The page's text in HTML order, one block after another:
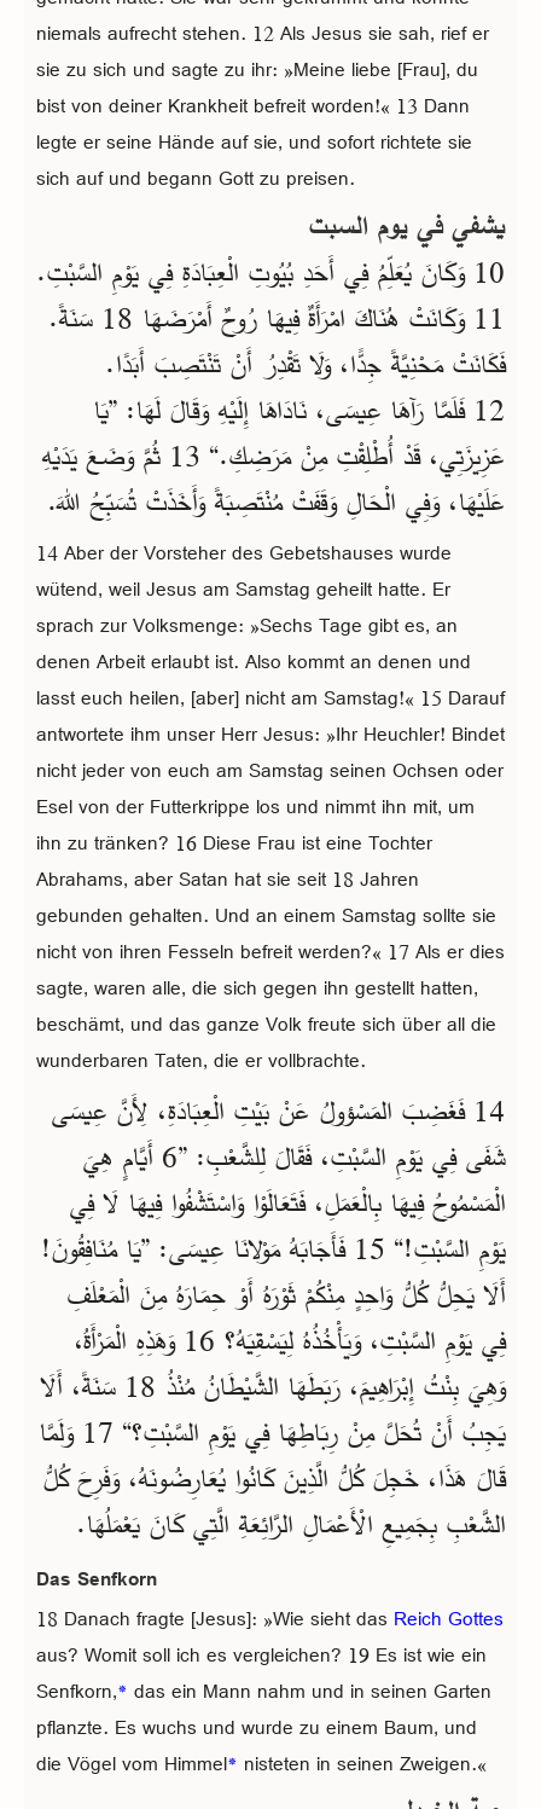
niemals aufrecht stehen. 12 Als Jesus sie sah, rief er
sie zu sich und sagte zu ihr: »Meine liebe [Frau], du
bist von deiner Krankheit befreit worden!« 13 Dann
legte er seine Hände auf sie, und sofort richtete sie
sich auf und begann Gott zu preisen.
يشفي في يوم السبت
10 وَكَانَ يُعَلِّمُ فِي أَحَدِ بُيُوتِ الْعِبَادَةِ فِي يَوْمِ السَّبْتِ.
11 وَكَانَتْ هُنَاكَ امْرَأَةٌ فِيهَا رُوحٌ أَمْرَضَهَا 18 سَنَةً.
فَكَانَتْ مَحْنِيَّةً جِدًّا، وَلَا تَقْدِرُ أَنْ تَنْتَصِبَ أَبَدًا.
12 فَلَمَّا رَآهَا عِيسَى، نَادَاهَا إِلَيْهِ وَقَالَ لَهَا: ”يَا
عَزِيزَتِي، قَدْ أُطْلِقْتِ مِنْ مَرَضِكِ.“ 13 ثُمَّ وَضَعَ يَدَيْهِ
عَلَيْهَا، وَفِي الْحَالِ وَقَفَتْ مُنْتَصِبَةً وَأَخَذَتْ تُسَبِّحُ اللهَ.
14 Aber der Vorsteher des Gebetshauses wurde
wütend, weil Jesus am Samstag geheilt hatte. Er
sprach zur Volksmenge: »Sechs Tage gibt es, an
denen Arbeit erlaubt ist. Also kommt an denen und
lasst euch heilen, [aber] nicht am Samstag!« 15 Darauf
antwortete ihm unser Herr Jesus: »Ihr Heuchler! Bindet
nicht jeder von euch am Samstag seinen Ochsen oder
Esel von der Futterkrippe los und nimmt ihn mit, um
ihn zu tränken? 16 Diese Frau ist eine Tochter
Abrahams, aber Satan hat sie seit 18 Jahren
gebunden gehalten. Und an einem Samstag sollte sie
nicht von ihren Fesseln befreit werden?« 17 Als er dies
sagte, waren alle, die sich gegen ihn gestellt hatten,
beschämt, und das ganze Volk freute sich über all die
wunderbaren Taten, die er vollbrachte.
14 فَغَضِبَ المَسْؤولُ عَنْ بَيْتِ الْعِبَادَةِ، لِأَنَّ عِيسَى
شَفَى فِي يَوْمِ السَّبْتِ، فَقَالَ لِلشَّعْبِ: ”6 أَيَّامٍ هِيَ
الْمَسْمُوحُ فِيهَا بِالْعَمَلِ، فَتَعَالَوْا وَاسْتَشْفُوا فِيهَا لَا فِي
يَوْمِ السَّبْتِ!“ 15 فَأَجَابَهُ مَوْلانَا عِيسَى: ”يَا مُنَافِقُونَ!
أَلَا يَحِلُّ كُلُّ وَاحِدٍ مِنْكُمْ ثَوْرَهُ أَوْ حِمَارَهُ مِنَ الْمَعْلَفِ
فِي يَوْمِ السَّبْتِ، وَيَأْخُذُهُ لِيَسْقِيَهُ؟ 16 وَهَذِهِ الْمَرْأَةُ،
وَهِيَ بِنْتُ إِبْرَاهِيمَ، رَبَطَهَا الشَّيْطَانُ مُنْذُ 18 سَنَةً، أَلَا
يَجِبُ أَنْ تُحَلَّ مِنْ رِبَاطِهَا فِي يَوْمِ السَّبْتِ؟“ 17 وَلَمَّا
قَالَ هَذَا، خَجِلَ كُلُّ الَّذِينَ كَانُوا يُعَارِضُونَهُ، وَفَرِحَ كُلُّ
الشَّعْبِ بِجَمِيعِ الْأَعْمَالِ الرَّائِعَةِ الَّتِي كَانَ يَعْمَلُهَا.
Das Senfkorn
18 Danach fragte [Jesus]: »Wie sieht das Reich Gottes
aus? Womit soll ich es vergleichen? 19 Es ist wie ein
Senfkorn,* das ein Mann nahm und in seinen Garten
pflanzte. Es wuchs und wurde zu einem Baum, und
die Vögel vom Himmel* nisteten in seinen Zweigen.«